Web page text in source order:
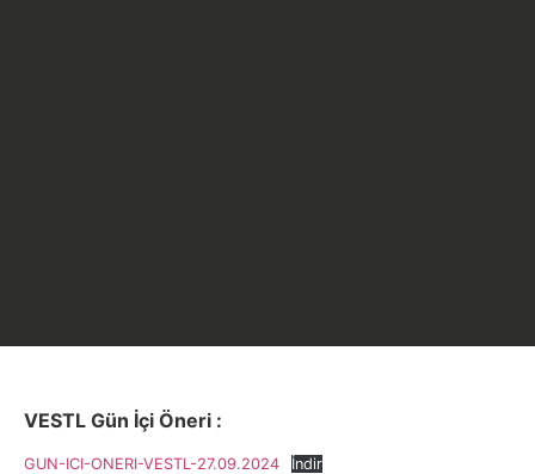
VESTL Gün İçi Öneri :
GUN-ICI-ONERI-VESTL-27.09.2024 İndir